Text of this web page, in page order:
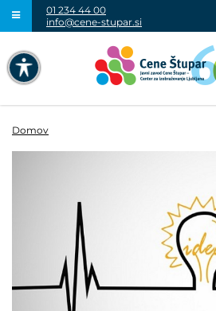
NAVIGACIJA PREKO TIPKOVNICE
VISOK KONTRAST
01 234 44 00
info@cene-stupar.si
Domov